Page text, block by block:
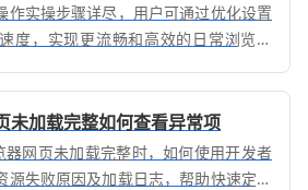
作实操步骤详尽，用户可通过优化设置
度，实现更流畅和高效的日常浏览体
未加载完整如何查看异常项
网页未加载完整时，如何使用开发者
源失败原因及加载日志，帮助快速定位